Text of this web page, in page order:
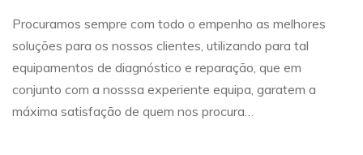
Procuramos sempre com todo o empenho as melhores
soluções para os nossos clientes, utilizando para tal
equipamentos de diagnóstico e reparação, que em
conjunto com a nosssa experiente equipa, garatem a
máxima satisfação de quem nos procura…